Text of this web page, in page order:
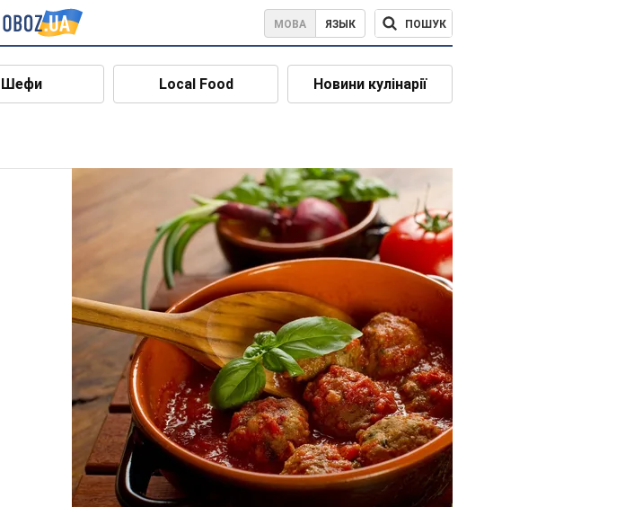
МОВА ЯЗЫК ПОШУК
Шефи Local Food Новини кулінарії